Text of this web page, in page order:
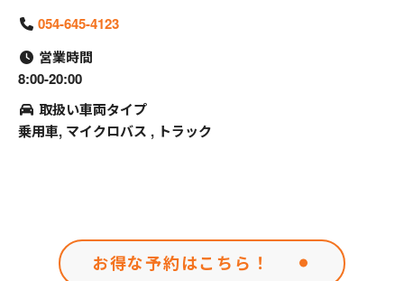
054-645-4123
営業時間
8:00-20:00
取扱い車両タイプ
乗用車, マイクロバス , トラック
お得な予約はこちら！